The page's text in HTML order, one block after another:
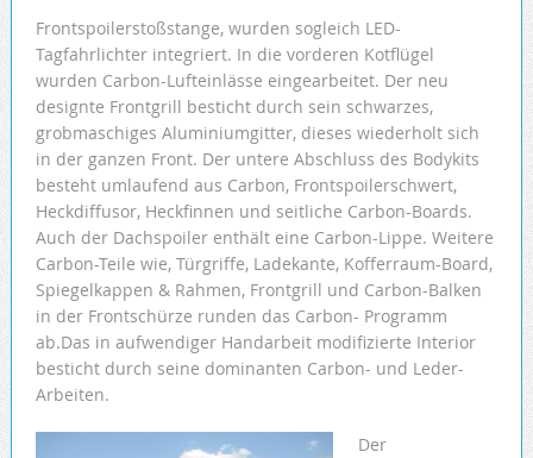
Frontspoilerstoßstange, wurden sogleich LED-
Tagfahrlichter integriert. In die vorderen Kotflügel
wurden Carbon-Lufteinlässe eingearbeitet. Der neu
designte Frontgrill besticht durch sein schwarzes,
grobmaschiges Aluminiumgitter, dieses wiederholt sich
in der ganzen Front. Der untere Abschluss des Bodykits
besteht umlaufend aus Carbon, Frontspoilerschwert,
Heckdiffusor, Heckfinnen und seitliche Carbon-Boards.
Auch der Dachspoiler enthält eine Carbon-Lippe. Weitere
Carbon-Teile wie, Türgriffe, Ladekante, Kofferraum-Board,
Spiegelkappen & Rahmen, Frontgrill und Carbon-Balken
in der Frontschürze runden das Carbon- Programm
ab.Das in aufwendiger Handarbeit modifizierte Interior
besticht durch seine dominanten Carbon- und Leder-
Arbeiten.
Der